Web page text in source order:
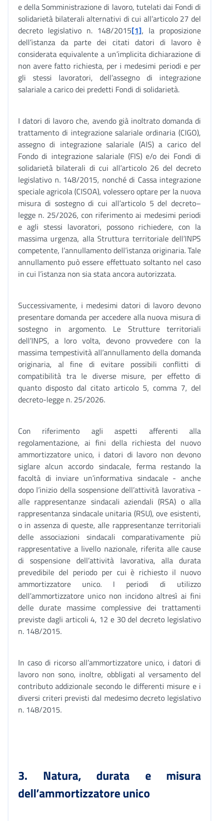
e della Somministrazione di lavoro, tutelati dai Fondi di
solidarietà bilaterali alternativi di cui all’articolo 27 del
decreto legislativo n. 148/2015[1], la proposizione
dell’istanza da parte dei citati datori di lavoro è
considerata equivalente a un’implicita dichiarazione di
non avere fatto richiesta, per i medesimi periodi e per
gli stessi lavoratori, dell’assegno di integrazione
salariale a carico dei predetti Fondi di solidarietà.
I datori di lavoro che, avendo già inoltrato domanda di
trattamento di integrazione salariale ordinaria (CIGO),
assegno di integrazione salariale (AIS) a carico del
Fondo di integrazione salariale (FIS) e/o dei Fondi di
solidarietà bilaterali di cui all’articolo 26 del decreto
legislativo n. 148/2015, nonché di Cassa integrazione
speciale agricola (CISOA), volessero optare per la nuova
misura di sostegno di cui all’articolo 5 del decreto–
legge n. 25/2026, con riferimento ai medesimi periodi
e agli stessi lavoratori, possono richiedere, con la
massima urgenza, alla Struttura territoriale dell’INPS
competente, l’annullamento dell’istanza originaria. Tale
annullamento può essere effettuato soltanto nel caso
in cui l’istanza non sia stata ancora autorizzata.
Successivamente, i medesimi datori di lavoro devono
presentare domanda per accedere alla nuova misura di
sostegno in argomento. Le Strutture territoriali
dell’INPS, a loro volta, devono provvedere con la
massima tempestività all’annullamento della domanda
originaria, al fine di evitare possibili conflitti di
compatibilità tra le diverse misure, per effetto di
quanto disposto dal citato articolo 5, comma 7, del
decreto-legge n. 25/2026.
Con riferimento agli aspetti afferenti alla
regolamentazione, ai fini della richiesta del nuovo
ammortizzatore unico, i datori di lavoro non devono
siglare alcun accordo sindacale, ferma restando la
facoltà di inviare un’informativa sindacale - anche
dopo l’inizio della sospensione dell’attività lavorativa -
alle rappresentanze sindacali aziendali (RSA) o alla
rappresentanza sindacale unitaria (RSU), ove esistenti,
o in assenza di queste, alle rappresentanze territoriali
delle associazioni sindacali comparativamente più
rappresentative a livello nazionale, riferita alle cause
di sospensione dell’attività lavorativa, alla durata
prevedibile del periodo per cui è richiesto il nuovo
ammortizzatore unico. I periodi di utilizzo
dell’ammortizzatore unico non incidono altresì ai fini
delle durate massime complessive dei trattamenti
previste dagli articoli 4, 12 e 30 del decreto legislativo
n. 148/2015.
In caso di ricorso all’ammortizzatore unico, i datori di
lavoro non sono, inoltre, obbligati al versamento del
contributo addizionale secondo le differenti misure e i
diversi criteri previsti dal medesimo decreto legislativo
n. 148/2015.
3. Natura, durata e misura
dell’ammortizzatore unico